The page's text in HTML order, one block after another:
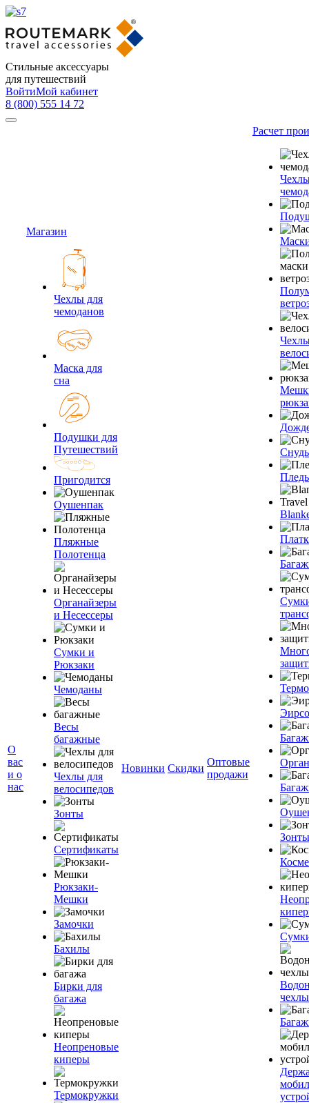
Стильные аксессуары
для путешествий
ВойтиМой кабинет
8 (800) 555 14 72
О
вас
и о
нас
Магазин
Чехлы для
чемоданов
Маска для
сна
Подушки для
Путешествий
Пригодится
Оушенпак
Пляжные
Полотенца
Органайзеры
и Несессеры
Сумки и
Рюкзаки
Чемоданы
Весы
багажные
Чехлы для
велосипедов
Зонты
Сертификаты
Рюкзаки-
Мешки
Замочки
Бахилы
Бирки для
багажа
Неопреновые
киперы
Термокружки
Новинки Скидки
Оптовые
продажи
Расчет
Зонты